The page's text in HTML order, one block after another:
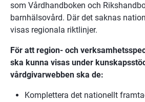
som Vårdhandboken och
barnhälsovård. Där det saknas
visas regionala riktlinjer.
För att region- och
ska kunna visas under
vårdgivarwebben ska de:
Komplettera det nationellt